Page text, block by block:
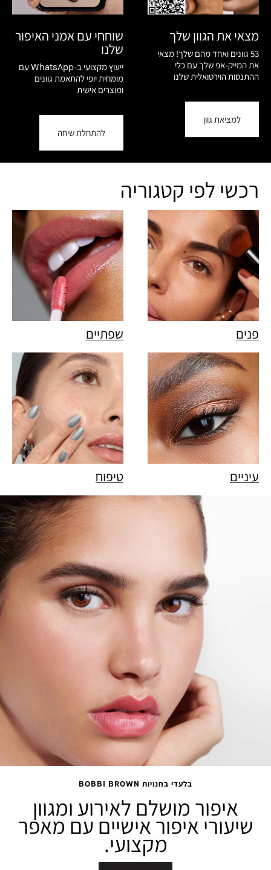
מצאי את הגוון שלך
53 גוונים ואחד מהם שלך! מצאי
את המייק-אפ שלך עם כלי
ההתנסות הוירטואלית שלנו
למציאת גוון
שוחחי עם אמני האיפור
שלנו
ייעוץ מקצועי ב-WhatsApp עם
מומחית יופי להתאמת גוונים
ומוצרים אישית
להתחלת שיחה
רכשי לפי קטגוריה
פנים שפתיים
עיניים טיפוח
בלעדי בחנויות BOBBI BROWN
איפור מושלם לאירוע ומגוון
שיעורי איפור אישיים עם מאפר
מקצועי.